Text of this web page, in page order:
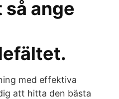
så ange
med effektiva
att hitta den bästa